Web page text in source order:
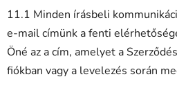
11.1 Minden írásbeli
e-mail címünk a fenti
Öné az a cím, amelyet a
fiókban vagy a levelezés során